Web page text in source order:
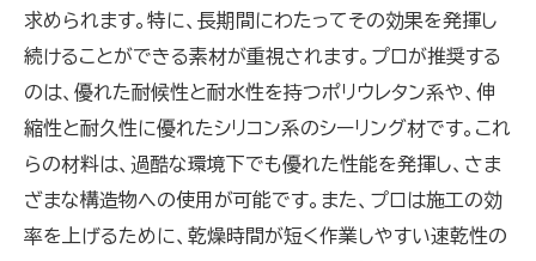
求められます。特に、長期間にわたってその効果を発揮し
続けることができる素材が重視されます。プロが推奨する
のは、優れた耐候性と耐水性を持つポリウレタン系や、伸
縮性と耐久性に優れたシリコン系のシーリング材です。これ
らの材料は、過酷な環境下でも優れた性能を発揮し、さま
ざまな構造物への使用が可能です。また、プロは施工の効
率を上げるために、乾燥時間が短く作業しやすい速乾性の